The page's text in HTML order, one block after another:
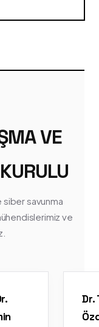
VE
siber savunma
ve
Dr.